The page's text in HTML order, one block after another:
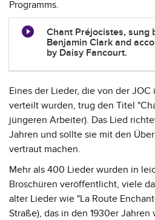
Programms.
Chant Préjocistes, sung
Benjamin Clark and
by Daisy Fancourt.
Eines der Lieder, die von der
verteilt wurden, trug den Titel
jüngeren Arbeiter). Das Lied
Jahren und sollte sie mit den
vertraut machen.
Mehr als 400 Lieder wurden in
Broschüren veröffentlicht, viele
alter Lieder wie "La Route
Straße), das in den 1930er